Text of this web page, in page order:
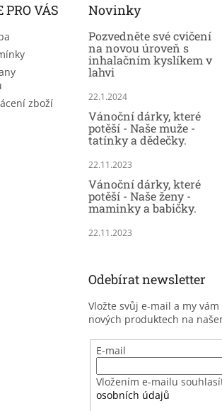
PRO VÁS
zboží
Novinky
Pozvedněte své cvičení
na novou úroveň s
inhalačním kyslíkem v
lahvi
22.1.2024
Vánoční dárky, které
potěší - Naše muže -
tatínky a dědečky.
22.11.2023
Vánoční dárky, které
potěší - Naše ženy -
maminky a babičky.
22.11.2023
Odebírat newsletter
Vložte svůj e-mail a my
nových produktech na
E-mail
Vložením e-mailu
osobních údajů